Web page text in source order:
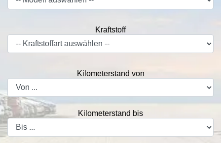
Kraftstoff
Kilometerstand von
Kilometerstand bis